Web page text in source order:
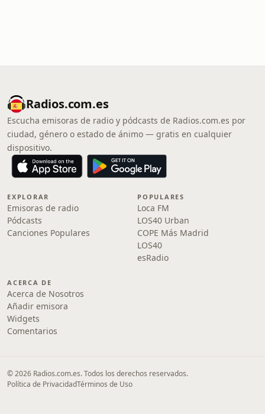
Radios.com.es
Escucha emisoras de radio y pódcasts de Radios.com.es por
ciudad, género o estado de ánimo — gratis en cualquier
dispositivo.
EXPLORAR
Emisoras de radio
Pódcasts
Canciones Populares
POPULARES
Loca FM
LOS40 Urban
COPE Más Madrid
LOS40
esRadio
ACERCA DE
Acerca de Nosotros
Añadir emisora
Widgets
Comentarios
© 2026 Radios.com.es. Todos los derechos reservados.
Política de PrivacidadTérminos de Uso